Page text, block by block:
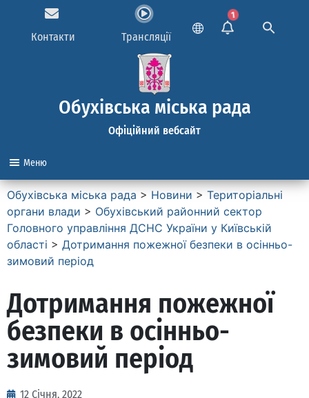
Контакти Трансляції
1
Обухівська міська рада
Офіційний вебсайт
Меню
Обухівська міська рада > Новини > Територіальні
органи влади > Обухівський районний сектор
Головного управління ДСНС України у Київській
області > Дотримання пожежної безпеки в осінньо-
зимовий період
Дотримання пожежної
безпеки в осінньо-
зимовий період
12 Січня, 2022